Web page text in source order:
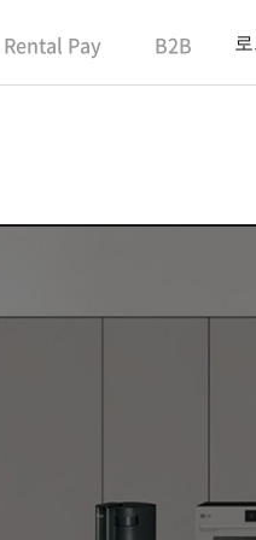
Rental Pay B2B